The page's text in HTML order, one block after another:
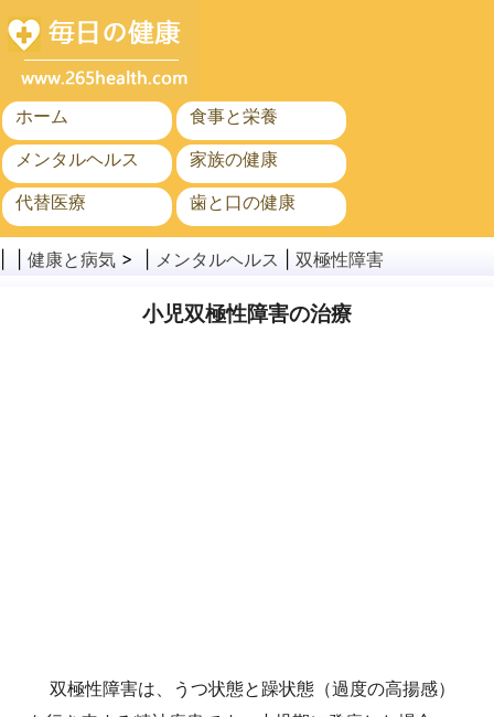
ホーム
食事と栄養
メンタルヘルス
家族の健康
代替医療
歯と口の健康
がん
健康と病気 > | メンタルヘルス 双極性障害
小児双極性障害の治療
双極性障害は、うつ状態と躁状態（過度の高揚感）